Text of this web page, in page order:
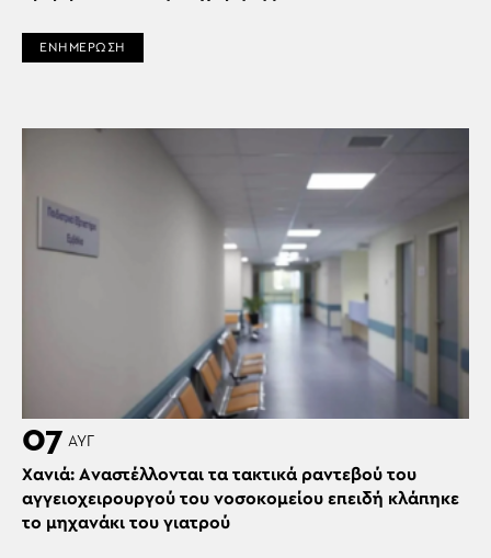
ΕΝΗΜΕΡΩΣΗ
07 ΑΥΓ
Χανιά: Aναστέλλονται τα τακτικά ραντεβού του
αγγειοχειρουργού του νοσοκομείου επειδή κλάπηκε
το μηχανάκι του γιατρού